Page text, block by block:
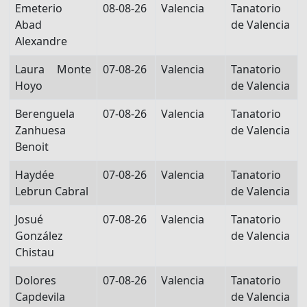
Emeterio
Abad
Alexandre
08-08-26 Valencia
Tanatorio
de Valencia
Laura Monte
Hoyo
07-08-26 Valencia
Tanatorio
de Valencia
Berenguela
Zanhuesa
Benoit
07-08-26 Valencia
Tanatorio
de Valencia
Haydée
Lebrun Cabral
07-08-26 Valencia
Tanatorio
de Valencia
Josué
González
Chistau
07-08-26 Valencia
Tanatorio
de Valencia
Dolores
Capdevila
07-08-26 Valencia
Tanatorio
de Valencia